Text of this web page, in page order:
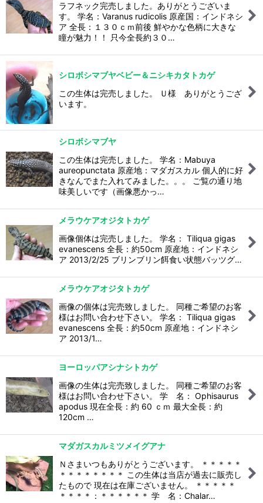
ラフネック完売しました。ありがとうございま
す。 学名：Varanus rudicolis 原産国：インドネシ
ア 全長：１３０ｃｍ前後 鮮やかな色柄に大きな
瞳が魅力！！ 只今全長約３０…
シロボシマブヤベビー＆ニシキカタトカゲ
この生体は完売しました。 Ｕ様 ありがとうござ
います。
シロボシマブヤ
この生体は完売しました。 学名：Mabuya
aureopunctata 原産地：マダガスカル 個人的に好
きなんでまた入れてみました。。。 ご覧の通り地
味美しいです（画像悪かっ…
メラウケアオジタトカゲ
画像個体は完売しました。 学名： Tiliqua gigas
evanescens 全長：約50cm 原産地：インドネシ
ア 2013/2/25 ブリンブリン餌食い状態バッツグ…
メラウケアオジタトカゲ
画像の個体は完売致しました。 同種ご希望のお客
様はお問い合わせ下さい。 学名： Tiliqua gigas
evanescens 全長：約50cm 原産地：インドネシ
ア 2013/1…
ヨーロッパアシナシトカゲ
画像の生体は完売致しました。 同種ご希望のお客
様はお問い合わせ下さい。 学 名： Ophisaurus
apodus 現在全長：約 60 ｃｍ 最大全長：約
120cm …
マダガスカルミツメイグアナ
Ｎさまいつもありがとうございます。 ＊＊＊＊＊
＊＊＊＊＊＊＊＊ この生体は当店が過去に販売し
たもので 現在は在庫ございません。 ＊＊＊＊＊
＊＊＊＊：＊＊＊＊＊＊ 学 名：Chalar…